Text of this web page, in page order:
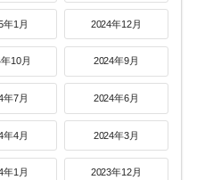
年1月 2024年12月
10月 2024年9月
年7月 2024年6月
年4月 2024年3月
年1月 2023年12月